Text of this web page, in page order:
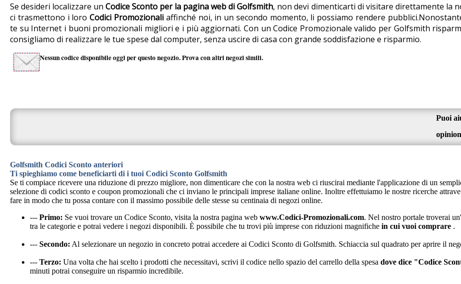
Se desideri localizzare unCodice Sconto per la pagina web di Golfsmith, non devi dimenticarti di visitare direttamente la
ci trasmettono i loroCodici Promozionaliaffinché noi, in un secondo momento, li possiamo rendere
te su Internet i buoni promozionali migliori e i più aggiornati. Con un Codice Promozionale valido per Golfsmith
consigliamo di realizzare le tue spese dal computer, senza uscire di casa con grande soddisfazione e risparmio.
Nessun codice disponibile oggi per questo negozio. Prova con altri negozi simili.
Puoi
Golfsmith Codici Sconto anteriori
Ti spieghiamo come beneficiarti di i tuoi Codici Sconto Golfsmith
Se ti compiace ricevere una riduzione di prezzo migliore, non dimenticare che con la nostra web ci riuscirai mediante l'applicazione di un
selezione di codici sconto e coupon promozionali che ci inviano le principali imprese italiane online. Inoltre effettuiamo le nostre ricerche
fare in modo che tu possa contare con il massimo possibile delle stesse su centinaia di negozi online.
--- Primo: Se vuoi trovare un Codice Sconto, visita la nostra pagina web www.Codici-Promozionali.com. Nel nostro portale troverai
tra le categorie e potrai vedere i negozi disponibili. È possibile che tu trovi più imprese con riduzioni magnifiche in cui vuoi comprare .
--- Secondo: Al selezionare un negozio in concreto potrai accedere ai Codici Sconto di Golfsmith. Schiaccia sul quadrato per aprire il
--- Terzo: Una volta che hai scelto i prodotti che necessitavi, scrivi il codice nello spazio del carrello della spesa dove dice "Codice
minuti potrai conseguire un risparmio incredibile.